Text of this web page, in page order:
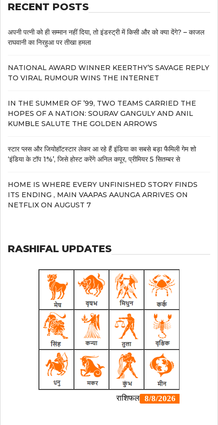
RECENT POSTS
अपनी पत्नी को ही सम्मान नहीं दिया, तो इंडस्ट्री में किसी और को क्या देंगे? – काजल
राघवानी का निरहुआ पर तीखा हमला
NATIONAL AWARD WINNER KEERTHY’S SAVAGE REPLY
TO VIRAL RUMOUR WINS THE INTERNET
IN THE SUMMER OF ’99, TWO TEAMS CARRIED THE
HOPES OF A NATION: SOURAV GANGULY AND ANIL
KUMBLE SALUTE THE GOLDEN ARROWS
स्टार प्लस और जियोहॉटस्टार लेकर आ रहे हैं इंडिया का सबसे बड़ा फैमिली गेम शो
‘इंडिया के टॉप 1%’, जिसे होस्ट करेंगे अनिल कपूर, प्रीमियर 5 सितम्बर से
HOME IS WHERE EVERY UNFINISHED STORY FINDS
ITS ENDING , MAIN VAAPAS AAUNGA ARRIVES ON
NETFLIX ON AUGUST 7
RASHIFAL UPDATES